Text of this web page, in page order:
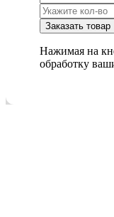
Нажимая на
обработку